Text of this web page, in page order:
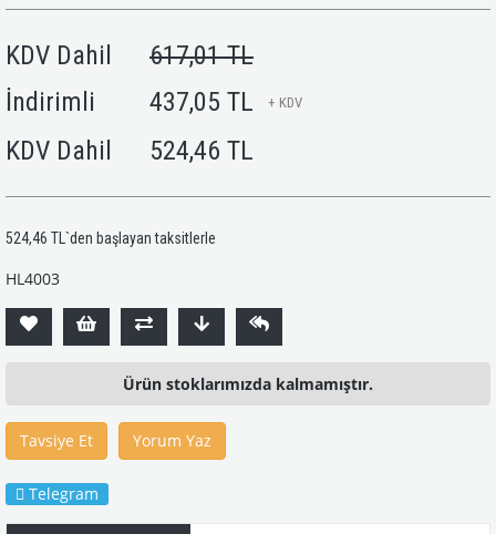
KDV Dahil
617,01 TL
İndirimli
437,05 TL + KDV
KDV Dahil 524,46 TL
524,46 TL `den başlayan taksitlerle
HL4003
Ürün stoklarımızda kalmamıştır.
Tavsiye Et Yorum Yaz
Telegram